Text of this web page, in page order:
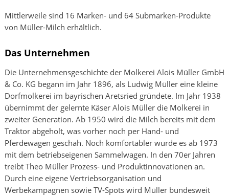
Mittlerweile sind 16 Marken- und 64 Submarken-Produkte
von Müller-Milch erhältlich.
Das Unternehmen
Die Unternehmensgeschichte der Molkerei Alois Müller GmbH
& Co. KG begann im Jahr 1896, als Ludwig Müller eine kleine
Dorfmolkerei im bayrischen Aretsried gründete. Im Jahr 1938
übernimmt der gelernte Käser Alois Müller die Molkerei in
zweiter Generation. Ab 1950 wird die Milch bereits mit dem
Traktor abgeholt, was vorher noch per Hand- und
Pferdewagen geschah. Noch komfortabler wurde es ab 1973
mit dem betriebseigenen Sammelwagen. In den 70er Jahren
treibt Theo Müller Prozess- und Produktinnovationen an.
Durch eine eigene Vertriebsorganisation und
Werbekampagnen sowie TV-Spots wird Müller bundesweit